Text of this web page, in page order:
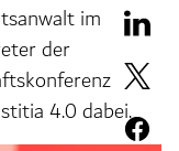
im
der
4.0 dabei.